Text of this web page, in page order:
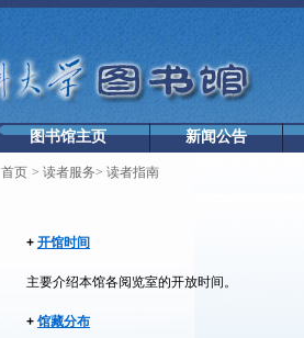
图书馆主页 新闻公告
首页 > 读者服务> 读者指南
+ 开馆时间
主要介绍本馆各阅览室的开放时间。
+ 馆藏分布